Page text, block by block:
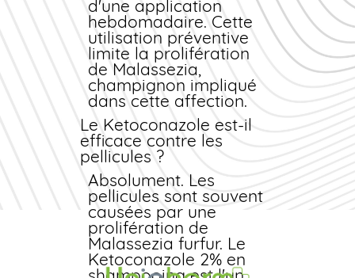
peuvent être utilisées
pendant la grossesse
et l'allaitement avec
l'accord du médecin,
le passage systémique
étant négligeable. En
revanche, la forme
orale est contre-
indiquée : le
Ketoconazole traverse
la barrière placentaire
et passe dans le lait
maternel.
d'une application
hebdomadaire. Cette
utilisation préventive
limite la prolifération
de Malassezia,
champignon impliqué
dans cette affection.
Le Ketoconazole est-il
efficace contre les
pellicules ?
Absolument. Les
pellicules sont souvent
causées par une
prolifération de
Malassezia furfur. Le
Ketoconazole 2% en